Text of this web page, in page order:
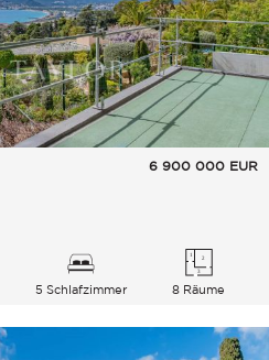
6 900 000 EUR
5 Schlafzimmer 8 Räume